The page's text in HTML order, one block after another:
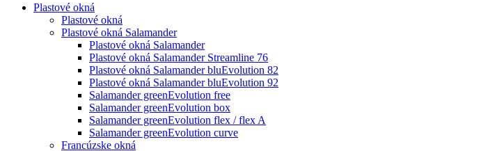
Plastové okná
Plastové okná
Plastové okná Salamander
Plastové okná Salamander
Plastové okná Salamander Streamline 76
Plastové okná Salamander bluEvolution 82
Plastové okná Salamander bluEvolution 92
Salamander greenEvolution free
Salamander greenEvolution box
Salamander greenEvolution flex / flex A
Salamander greenEvolution curve
Francúzske okná